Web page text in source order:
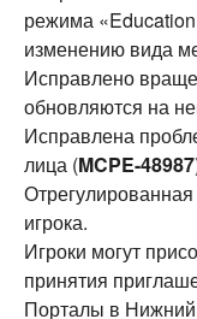
режима
изменению вида
Исправлено
обновляются на
Исправлена
лица (MCPE-48987
игрока.
Игроки могут
принятия
Порталы в Нижний